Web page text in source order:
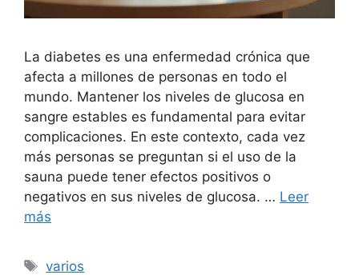
La diabetes es una enfermedad crónica que
afecta a millones de personas en todo el
mundo. Mantener los niveles de glucosa en
sangre estables es fundamental para evitar
complicaciones. En este contexto, cada vez
más personas se preguntan si el uso de la
sauna puede tener efectos positivos o
negativos en sus niveles de glucosa. … Leer
más
Etiquetas
varios